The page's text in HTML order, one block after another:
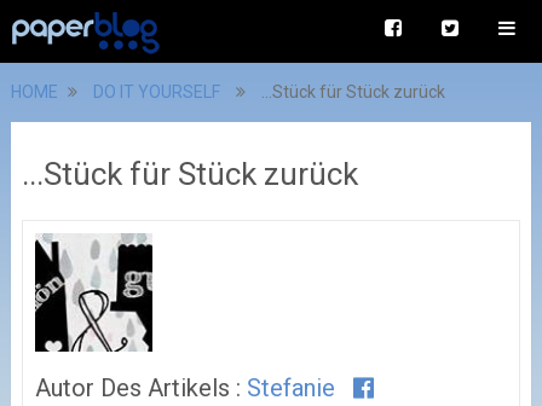
HOME DO IT YOURSELF ...Stück für Stück zurück
...Stück für Stück zurück
Autor Des Artikels : Stefanie